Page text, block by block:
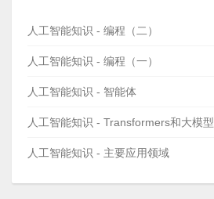
人工智能知识 - 编程（二）
人工智能知识 - 编程（一）
人工智能知识 - 智能体
人工智能知识 - Transformers和大模型
人工智能知识 - 主要应用领域